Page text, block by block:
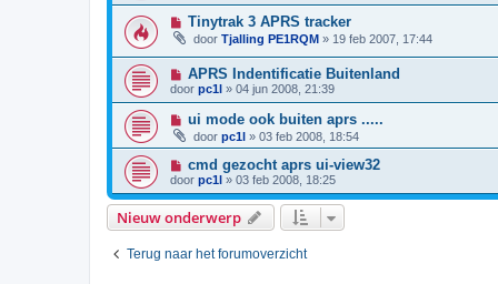
Tinytrak 3 APRS tracker
door Tjalling PE1RQM » 19 feb 2007, 17:44
APRS Indentificatie Buitenland
door pc1l » 04 jun 2008, 21:39
ui mode ook buiten aprs .....
door pc1l » 03 feb 2008, 18:54
cmd gezocht aprs ui-view32
door pc1l » 03 feb 2008, 18:25
Nieuw onderwerp
Terug naar het forumoverzicht